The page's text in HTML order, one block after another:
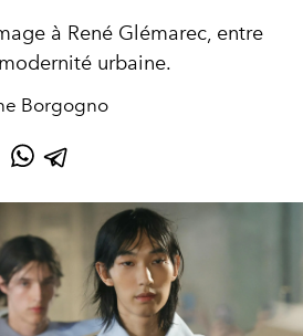
à René Glémarec, entre
urbaine.
Borgogno